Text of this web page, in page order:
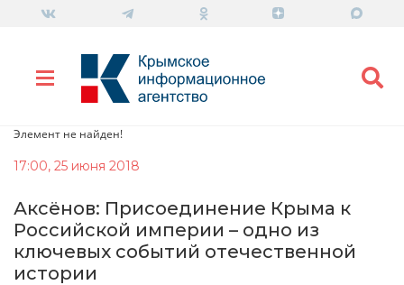
Элемент не найден!
17:00, 25 июня 2018
Аксёнов: Присоединение Крыма к
Российской империи – одно из
ключевых событий отечественной
истории